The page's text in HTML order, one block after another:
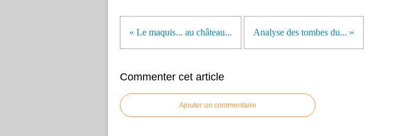
« Le maquis... au château... Analyse des tombes du... »
Commenter cet article
Ajouter un commentaire